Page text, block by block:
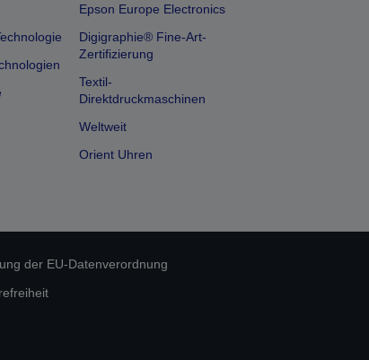
Epson Europe Electronics
Digigraphie® Fine-Art-
Zertifizierung
Textil-
Direktdruckmaschinen
Weltweit
Orient Uhren
der EU-Datenverordnung